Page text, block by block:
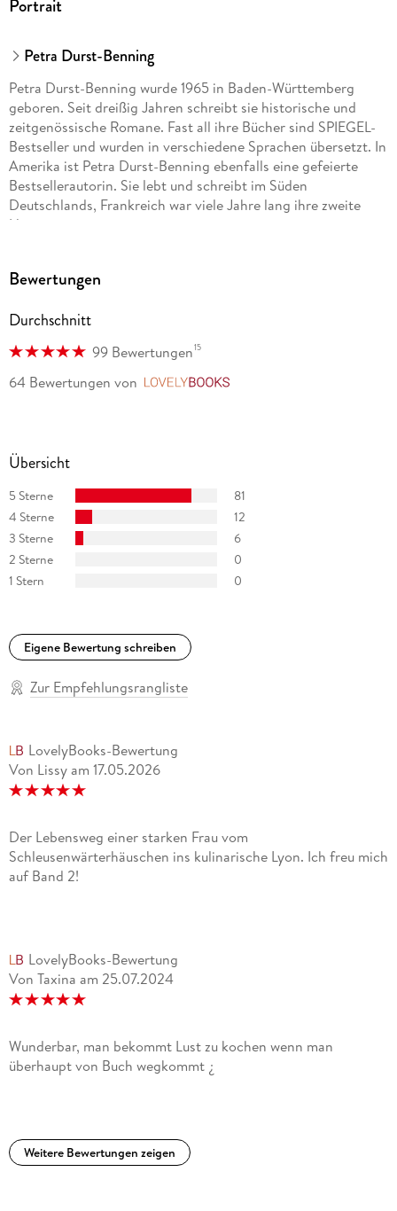
Portrait
Petra Durst-Benning
Petra Durst-Benning wurde 1965 in Baden-Württemberg
geboren. Seit dreißig Jahren schreibt sie historische und
zeitgenössische Romane. Fast all ihre Bücher sind SPIEGEL-
Bestseller und wurden in verschiedene Sprachen übersetzt. In
Amerika ist Petra Durst-Benning ebenfalls eine gefeierte
Bestsellerautorin. Sie lebt und schreibt im Süden
Deutschlands, Frankreich war viele Jahre lang ihre zweite
Heimat.
Bewertungen
Durchschnitt
99 Bewertungen15
64 Bewertungen von
Übersicht
5 Sterne
81
4 Sterne
12
3 Sterne
6
2 Sterne
0
1 Stern
0
Eigene Bewertung schreiben
Zur Empfehlungsrangliste
LovelyBooks-Bewertung
Von Lissy am 17.05.2026
Der Lebensweg einer starken Frau vom
Schleusenwärterhäuschen ins kulinarische Lyon. Ich freu mich
auf Band 2!
LovelyBooks-Bewertung
Von Taxina am 25.07.2024
Wunderbar, man bekommt Lust zu kochen wenn man
überhaupt von Buch wegkommt ¿
Weitere Bewertungen zeigen